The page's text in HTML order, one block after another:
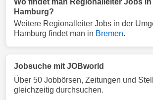
Wo findet man Regionalleiter Jobs
Hamburg?
Weitere Regionalleiter Jobs in der
Hamburg findet man in Bremen.
Jobsuche mit JOBworld
Über 50 Jobbörsen, Zeitungen und
gleichzeitig durchsuchen.